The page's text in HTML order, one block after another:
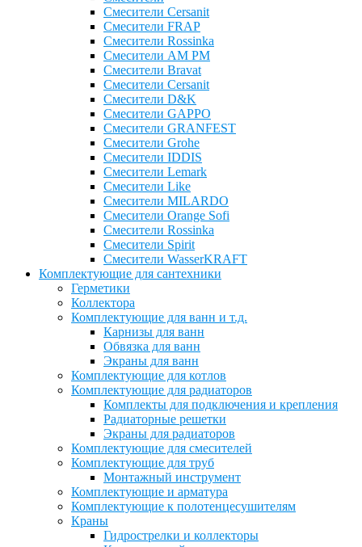
Смесители Cersanit
Смесители FRAP
Смесители Rossinka
Смесители AM PM
Смесители Bravat
Смесители Cersanit
Смесители D&K
Смесители GAPPO
Смесители GRANFEST
Смесители Grohe
Смесители IDDIS
Смесители Lemark
Смесители Like
Смесители MILARDO
Смесители Orange Sofi
Смесители Rossinka
Смесители Spirit
Смесители WasserKRAFT
Комплектующие для сантехники
Герметики
Коллектора
Комплектующие для ванн и т.д.
Карнизы для ванн
Обвязка для ванн
Экраны для ванн
Комплектующие для котлов
Комплектующие для радиаторов
Комплекты для подключения и крепления
Радиаторные решетки
Экраны для радиаторов
Комплектующие для смесителей
Комплектующие для труб
Монтажный инструмент
Комплектующие и арматура
Комплектующие к полотенцесушителям
Краны
Гидрострелки и коллекторы